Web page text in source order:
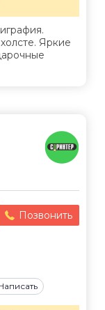
Яркие
Позвонить